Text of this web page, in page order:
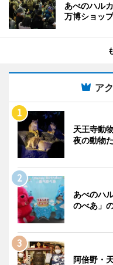
あべのハル
万博ショッ
ア
天王寺動
夜の動物
あべのハ
のべあ」
阿倍野・